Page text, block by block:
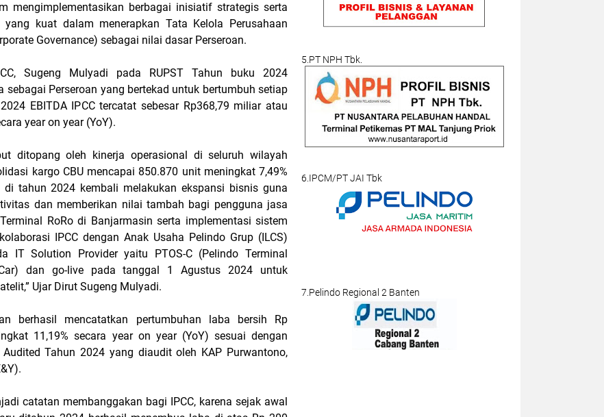
mengimplementasikan berbagai inisiatif strategis serta
kuat dalam menerapkan Tata Kelola Perusahaan
Governance) sebagai nilai dasar Perseroan.
Sugeng Mulyadi pada RUPST Tahun buku 2024
sebagai Perseroan yang bertekad untuk bertumbuh setiap
EBITDA IPCC tercatat sebesar Rp368,79 miliar atau
year on year (YoY).
ditopang oleh kinerja operasional di seluruh wilayah
kargo CBU mencapai 850.870 unit meningkat 7,49%
di tahun 2024 kembali melakukan ekspansi bisnis guna
dan memberikan nilai tambah bagi pengguna jasa
RoRo di Banjarmasin serta implementasi sistem
IPCC dengan Anak Usaha Pelindo Grup (ILCS)
IT Solution Provider yaitu PTOS-C (Pelindo Terminal
Car) dan go-live pada tanggal 1 Agustus 2024 untuk
Ujar Dirut Sugeng Mulyadi.
berhasil mencatatkan pertumbuhan laba bersih Rp
11,19% secara year on year (YoY) sesuai dengan
Tahun 2024 yang diaudit oleh KAP Purwantono,
catatan membanggakan bagi IPCC, karena sejak awal
5.PT NPH Tbk.
6.IPCM/PT JAI Tbk
7.Pelindo Regional 2 Banten